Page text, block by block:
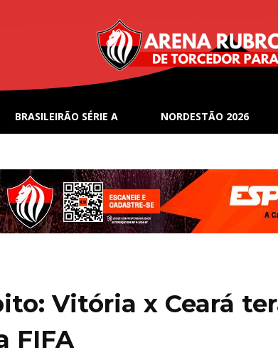
BRASILEIRÃO SÉRIE A NORDESTÃO 2026
Vitória x Ceará
FIFA